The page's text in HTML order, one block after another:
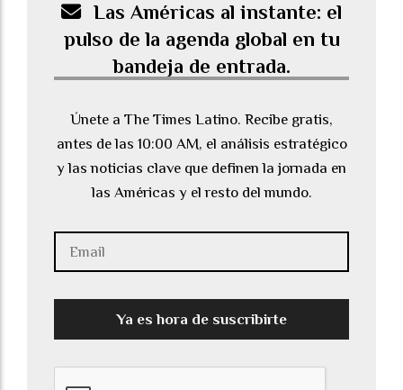
Las Américas al instante: el
pulso de la agenda global en tu
bandeja de entrada.
Únete a The Times Latino. Recibe gratis,
antes de las 10:00 AM, el análisis estratégico
y las noticias clave que definen la jornada en
las Américas y el resto del mundo.
Ya es hora de suscribirte